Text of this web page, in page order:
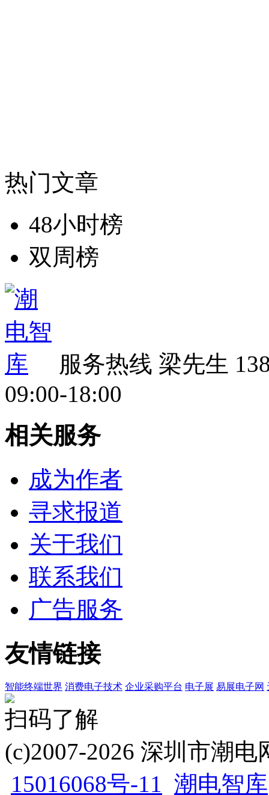
热门文章
48小时榜
双周榜
服务热线 梁先生
09:00-18:00
相关服务
成为作者
寻求报道
关于我们
联系我们
广告服务
友情链接
智能终端世界 消费电子技术 企业采购平台 电子展 易展电子网
扫码了解
(c)2007-2026 深圳市潮
15016068号-11 潮电智库